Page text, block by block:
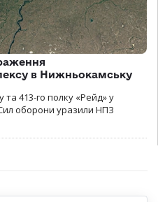
в Нижньокамську
413-го полку «Рейд» у
оборони уразили НПЗ